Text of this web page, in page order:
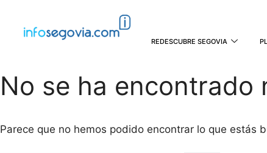
REDESCUBRE SEGOVIA
No se ha encontrado
Parece que no hemos podido encontrar lo que estás